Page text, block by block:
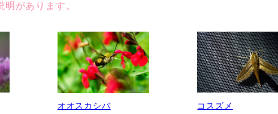
があります。
オオスカシバ
コスズメ